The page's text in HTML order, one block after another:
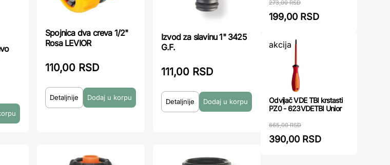
Spojnica dva creva 1/2"
Rosa LEVIOR
110,00 RSD
Detaljnije
Izvod za slavinu 1" 3425
G.F.
111,00 RSD
Detaljnije
273,00 RSD
199,00 RSD
akcija
Odvijač VDE TBI krstasti
PZ0 - 623VDETBI Unior
665,00 RSD
390,00 RSD